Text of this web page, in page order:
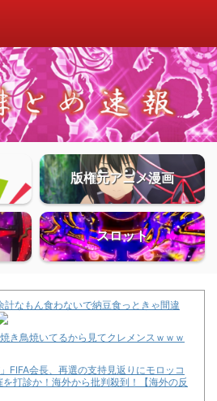
版権元アニメ漫画
スロット
計なもん食わないで納豆食っときゃ間違
き鳥焼いてるから見てクレメンスｗｗｗ
FIFA会長、再選の支持見返りにモロッコ
打診か！海外から批判殺到！【海外の反